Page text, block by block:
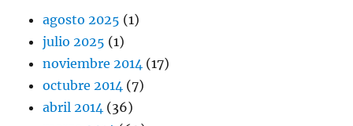
agosto 2025 (1)
julio 2025 (1)
noviembre 2014 (17)
octubre 2014 (7)
abril 2014 (36)